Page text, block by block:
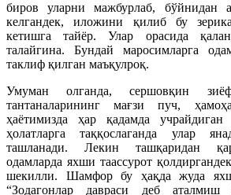
биров уларни мажбурлаб, бўйнидан
келгандек, иложини қилиб бу
кетишга тайёр. Улар орасида
талайгина. Бундай маросимларга
таклиф қилган маъқулроқ.
Умуман олганда, сершовқин
тантаналарининг мағзи пуч,
ҳаётимизда ҳар қадамда
ҳолатларга таққослаганда улар
ташланади. Лекин ташқаридан
одамларда яхши таассурот
шекилли. Шамфор бу ҳақда жуда
“Зодагонлар давраси деб аталмиш